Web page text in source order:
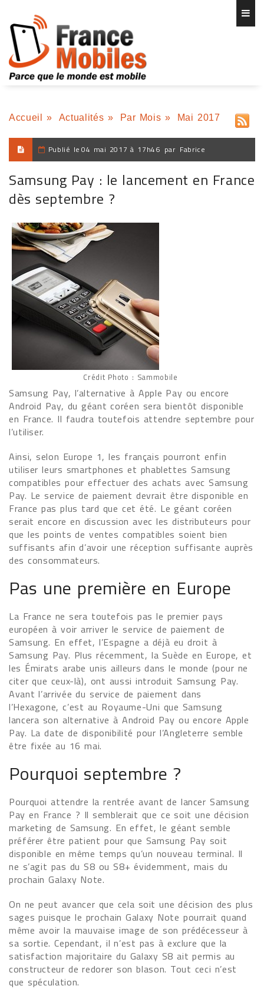
Accueil » Actualités » Par Mois » Mai 2017
Publié le 04 mai 2017 à 17h46 par Fabrice
Samsung Pay : le lancement en France
dès septembre ?
Crédit Photo : Sammobile
Samsung Pay, l’alternative à Apple Pay ou encore
Android Pay, du géant coréen sera bientôt disponible
en France. Il faudra toutefois attendre septembre pour
l’utiliser.
Ainsi, selon Europe 1, les français pourront enfin
utiliser leurs smartphones et phablettes Samsung
compatibles pour effectuer des achats avec Samsung
Pay. Le service de paiement devrait être disponible en
France pas plus tard que cet été. Le géant coréen
serait encore en discussion avec les distributeurs pour
que les points de ventes compatibles soient bien
suffisants afin d’avoir une réception suffisante auprès
des consommateurs.
Pas une première en Europe
La France ne sera toutefois pas le premier pays
européen à voir arriver le service de paiement de
Samsung. En effet, l’Espagne a déjà eu droit à
Samsung Pay. Plus récemment, la Suède en Europe, et
les Émirats arabe unis ailleurs dans le monde (pour ne
citer que ceux-là), ont aussi introduit Samsung Pay.
Avant l’arrivée du service de paiement dans
l’Hexagone, c’est au Royaume-Uni que Samsung
lancera son alternative à Android Pay ou encore Apple
Pay. La date de disponibilité pour l’Angleterre semble
être fixée au 16 mai.
Pourquoi septembre ?
Pourquoi attendre la rentrée avant de lancer Samsung
Pay en France ? Il semblerait que ce soit une décision
marketing de Samsung. En effet, le géant semble
préférer être patient pour que Samsung Pay soit
disponible en même temps qu’un nouveau terminal. Il
ne s’agit pas du S8 ou S8+ évidemment, mais du
prochain Galaxy Note.
On ne peut avancer que cela soit une décision des plus
sages puisque le prochain Galaxy Note pourrait quand
même avoir la mauvaise image de son prédécesseur à
sa sortie. Cependant, il n’est pas à exclure que la
satisfaction majoritaire du Galaxy S8 ait permis au
constructeur de redorer son blason. Tout ceci n’est
que spéculation.